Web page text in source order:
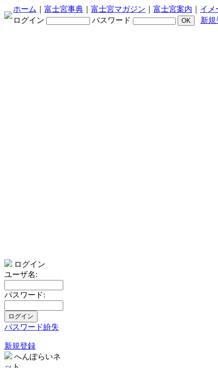
ホーム 富士宮事典 富士宮マガジン 富士宮案内
イメ
ログイン
パスワード 新規
ログイン
ユーザ名:
パスワード:
パスワード紛失
新規登録
へんぽらいネ